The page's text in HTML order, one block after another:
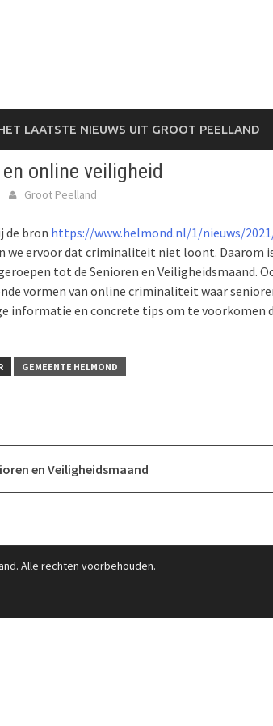
LAATSTE NIEUWS UIT GROOT PEELLAND
online veiligheid
Groot Peelland
de bron https://www.helmond.nl/1/nieuws/
we ervoor dat criminaliteit niet loont. Daarom
tot de Senioren en Veiligheidsmaand.
vormen van online criminaliteit waar
informatie en concrete tips om te voorkomen
GEMEENTE HELMOND
en Veiligheidsmaand
Alle rechten voorbehouden.